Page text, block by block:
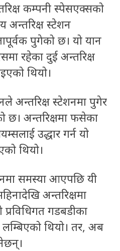
कम्पनी स्पेसएक्सको
अन्तरिक्ष स्टेशन
पुगेको छ। यो यान
रहेका दुई अन्तरिक्ष
थियो।
अन्तरिक्ष स्टेशनमा पुगेर
छ। अन्तरिक्षमा फसेका
उद्धार गर्न यो
थियो।
समस्या आएपछि यी
अन्तरिक्षमा
गडबडीका
थियो। तर, अब